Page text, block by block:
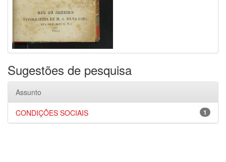
Sugestões de pesquisa
Assunto
1
CONDIÇÕES SOCIAIS